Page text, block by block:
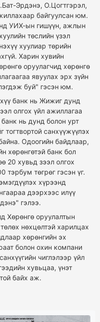
Эрдэнэ, О.Цогтгэрэл,
байгуулсан юм.
УИХ-ын гишүүн, ажлын
төслийн үзэл
хуулиар төрийн
Харин хувийн
оруулагчид хөрөнгө
явуулах эрх зүйн
буй" гэсэн юм.
банк нь Жижиг дунд
олгох үйл ажиллагаа
нь дунд болон урт
тогтвортой санхүүжүүлэх
Одоогийн байдлаар,
хөрөнгөтэй банк бол
20 хувьд зээл олгох
тэрбум төгрөг гэсэн үг.
хүрээнд
дээрхээс илүү
гэлээ.
Хөрөнгө оруулалтын
нөхцөлтэй харилцах
хөрөнгийн эх
болон охин компани
чиглэлээр үйл
хувьцаа, үнэт
байх аж.